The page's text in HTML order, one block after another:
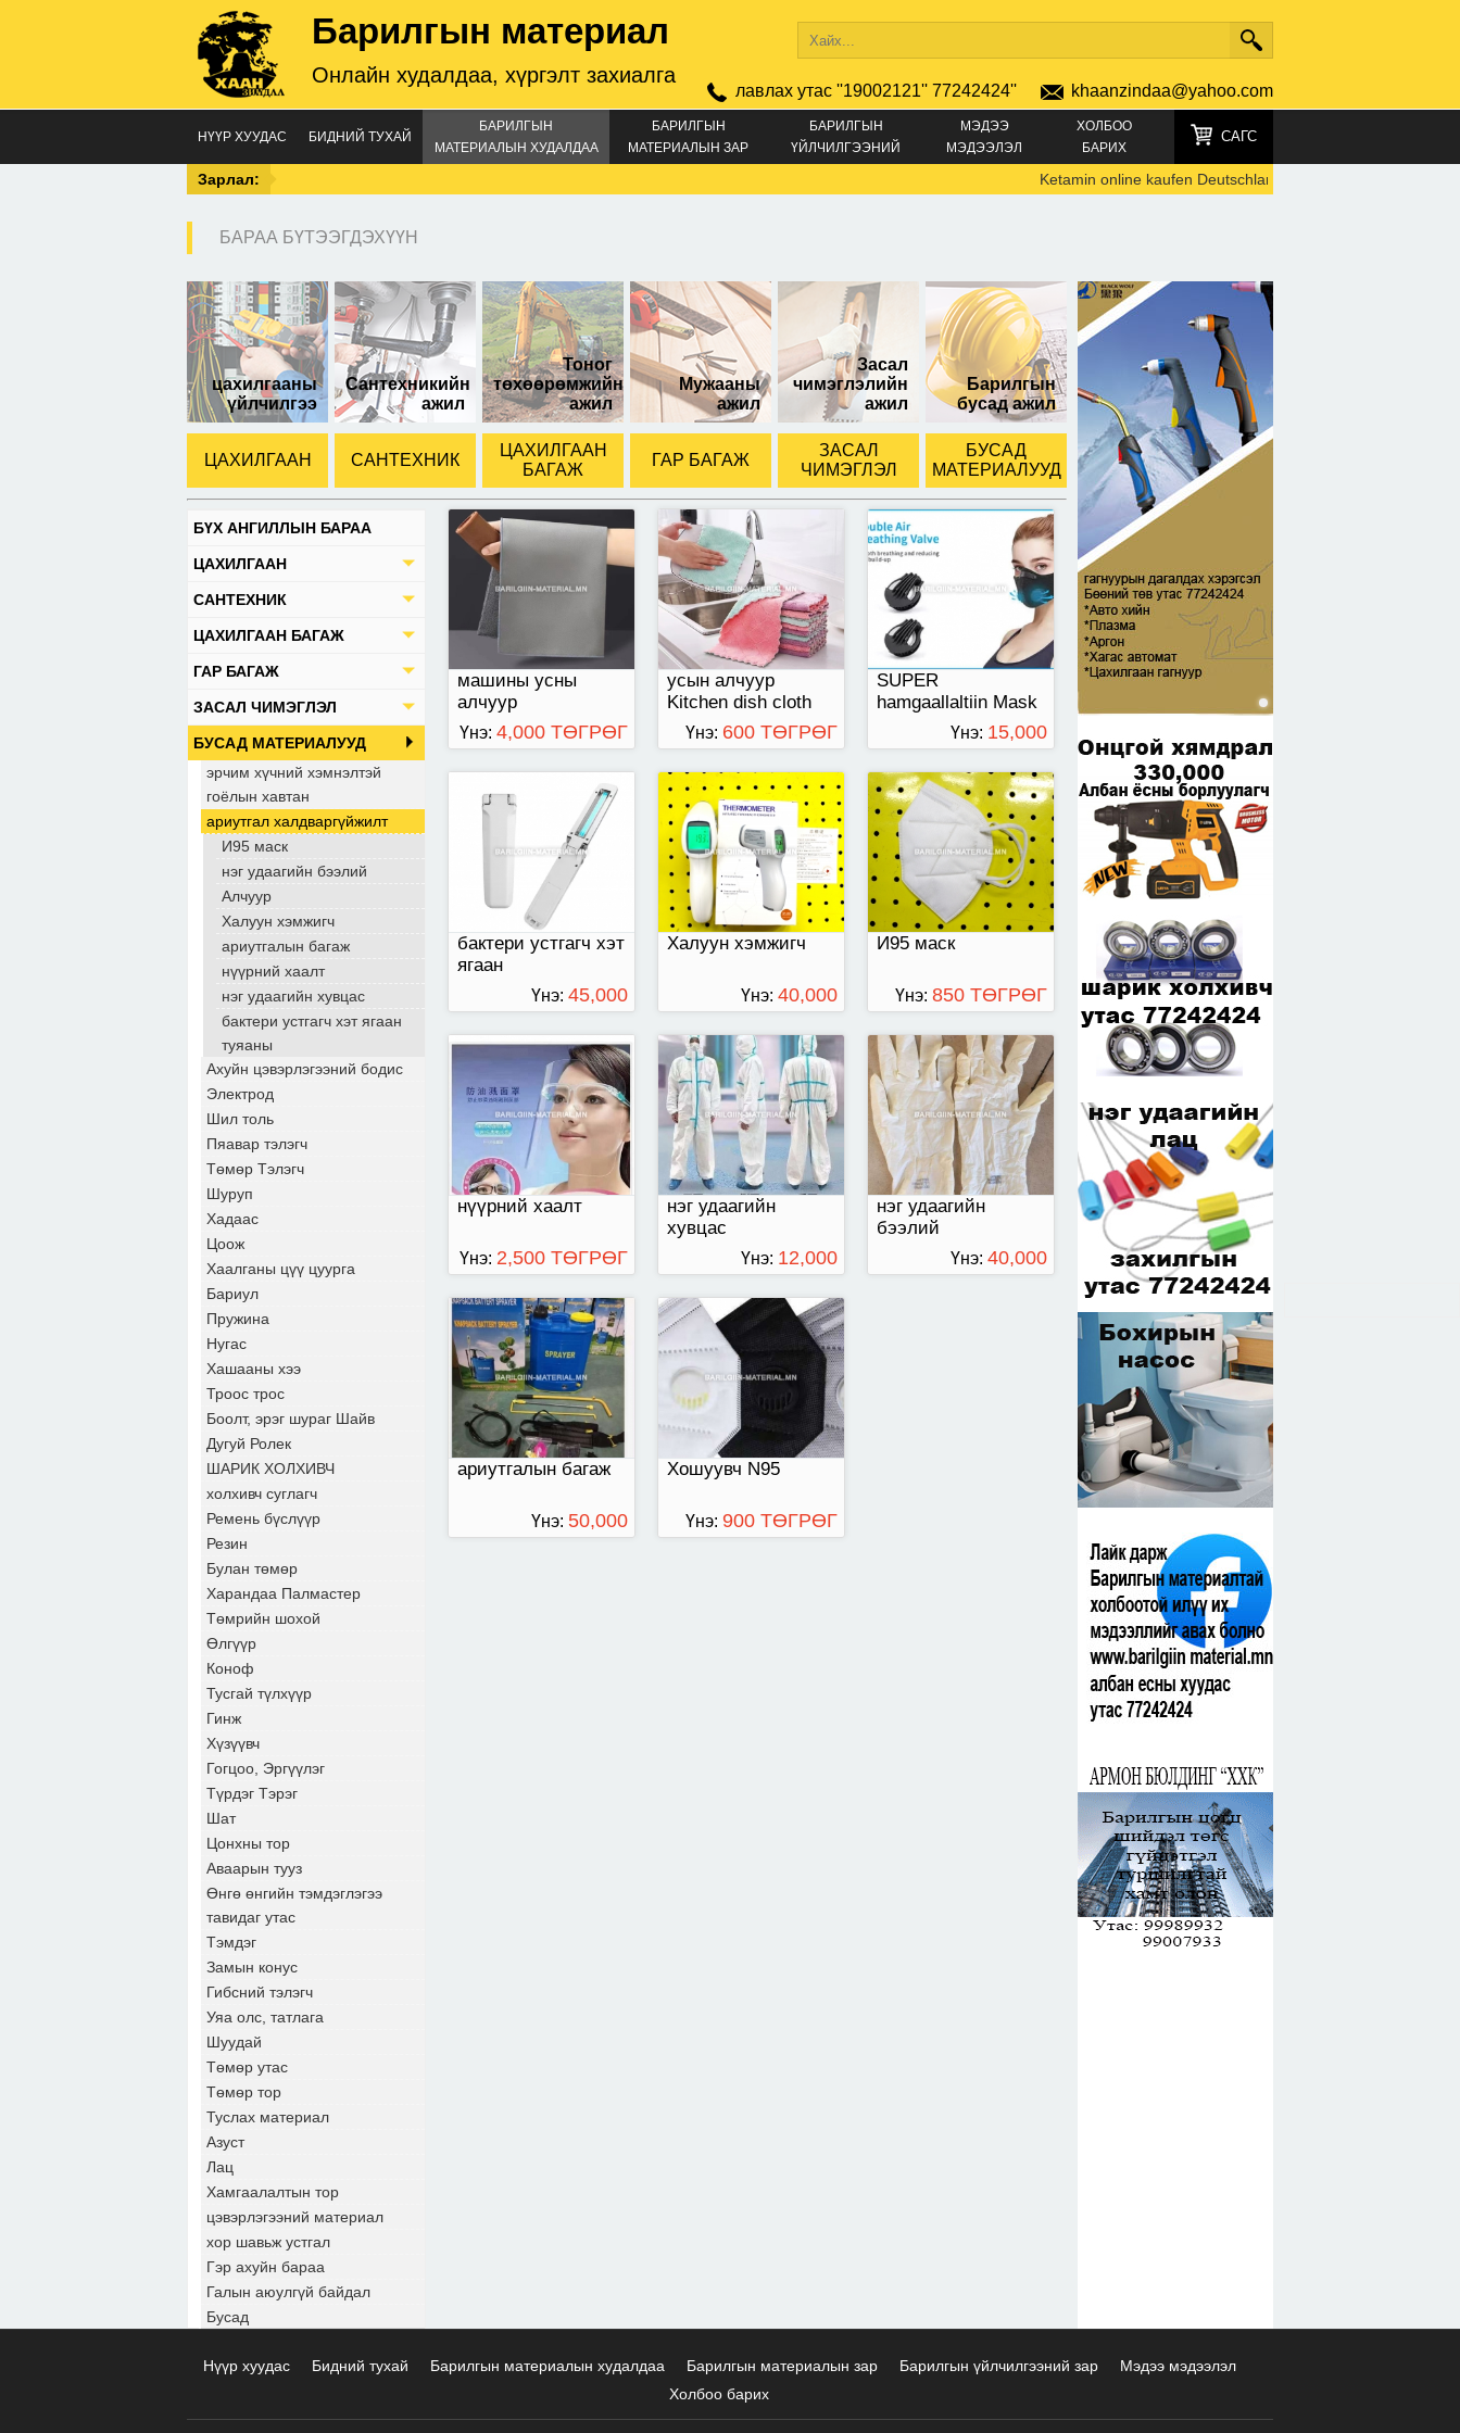
Барилгын материал
Онлайн худалдаа, хүргэлт захиалга
лавлах утас ''19002121'' 77242424'' khaanzindaa@yahoo.com
НҮҮР ХУУДАС БИДНИЙ ТУХАЙ
БАРИЛГЫН
МАТЕРИАЛЫН ХУДАЛДАА
БАРИЛГЫН
МАТЕРИАЛЫН ЗАР
БАРИЛГЫН
ҮЙЛЧИЛГЭЭНИЙ
МЭДЭЭ
МЭДЭЭЛЭЛ
ХОЛБОО
БАРИХ
САГС
Зарлал: Ketamin online kaufen Deutschland TELEGRAMM
БАРАА БҮТЭЭГДЭХҮҮН
цахилгааны
үйлчилгээ
Сантехникийн
ажил
Тоног
төхөөрөмжийн
ажил
Мужааны
ажил
Засал
чимэглэлийн
ажил
Барилгын
бусад ажил
ЦАХИЛГААН САНТЕХНИК
ЦАХИЛГААН
БАГАЖ
ГАР БАГАЖ
ЗАСАЛ
ЧИМЭГЛЭЛ
БУСАД
МАТЕРИАЛУУД
БҮХ АНГИЛЛЫН БАРАА
ЦАХИЛГААН
САНТЕХНИК
ЦАХИЛГААН БАГАЖ
ГАР БАГАЖ
ЗАСАЛ ЧИМЭГЛЭЛ
БУСАД МАТЕРИАЛУУД
эрчим хүчний хэмнэлтэй
гоёлын хавтан
ариутгал халдваргүйжилт
И95 маск
нэг удаагийн бээлий
Алчуур
Халуун хэмжигч
ариутгалын багаж
нүүрний хаалт
нэг удаагийн хувцас
бактери устгагч хэт ягаан
туяаны
Ахуйн цэвэрлэгээний бодис
Электрод
Шил толь
Пяавар тэлэгч
Төмөр Тэлэгч
Шуруп
Хадаас
Цоож
Хаалганы цүү цуурга
Бариул
Пружина
Нугас
Хашааны хээ
Троос трос
Боолт, эрэг шураг Шайв
Дугуй Ролек
ШАРИК ХОЛХИВЧ
холхивч суглагч
Ремень бүслүүр
Резин
Булан төмөр
Харандаа Палмастер
Төмрийн шохой
Өлгүүр
Коноф
Тусгай түлхүүр
Гинж
Хүзүүвч
Гогцоо, Эргүүлэг
Түрдэг Тэрэг
Шат
Цонхны тор
Аваарын тууз
Өнгө өнгийн тэмдэглэгээ
тавидаг утас
Тэмдэг
Замын конус
Гибсний тэлэгч
Уяа олс, татлага
Шуудай
Төмөр утас
Төмөр тор
Туслах материал
Азуст
Лац
Хамгаалалтын тор
цэвэрлэгээний материал
хор шавьж устгал
Гэр ахуйн бараа
Галын аюулгүй байдал
Бусад
машины усны
алчуур
Үнэ: 4,000 ТӨГРӨГ
усын алчуур
Kitchen dish cloth
Үнэ: 600 ТӨГРӨГ
SUPER
hamgaallaltiin Mask
SUPER Спорт, маск
Үнэ: 15,000
ТӨГРӨГ
бактери устгагч хэт
ягаан
бактери устгагч хэт
ягаан
Үнэ: 45,000
ТӨГРӨГ
Халуун хэмжигч
Халуун хэмжигч
Үнэ: 40,000
ТӨГРӨГ
И95 маск
И95 маск
Үнэ: 850 ТӨГРӨГ
нүүрний хаалт
нүүрний хаалт
Үнэ: 2,500 ТӨГРӨГ
нэг удаагийн
хувцас
нэг удаагийн хувцас
Үнэ: 12,000
ТӨГРӨГ
нэг удаагийн
бээлий
нэг удаагийн бээлий
Үнэ: 40,000
ариутгалын багаж
ариутгалын багаж
Үнэ: 50,000
Хошуувч N95
N95 маск
шүүлтүүртэй
Үнэ: 900 ТӨГРӨГ
Нүүр хуудас Бидний тухай Барилгын материалын худалдаа Барилгын материалын зар Барилгын үйлчилгээний зар
Мэдээ мэдээлэл
Холбоо барих